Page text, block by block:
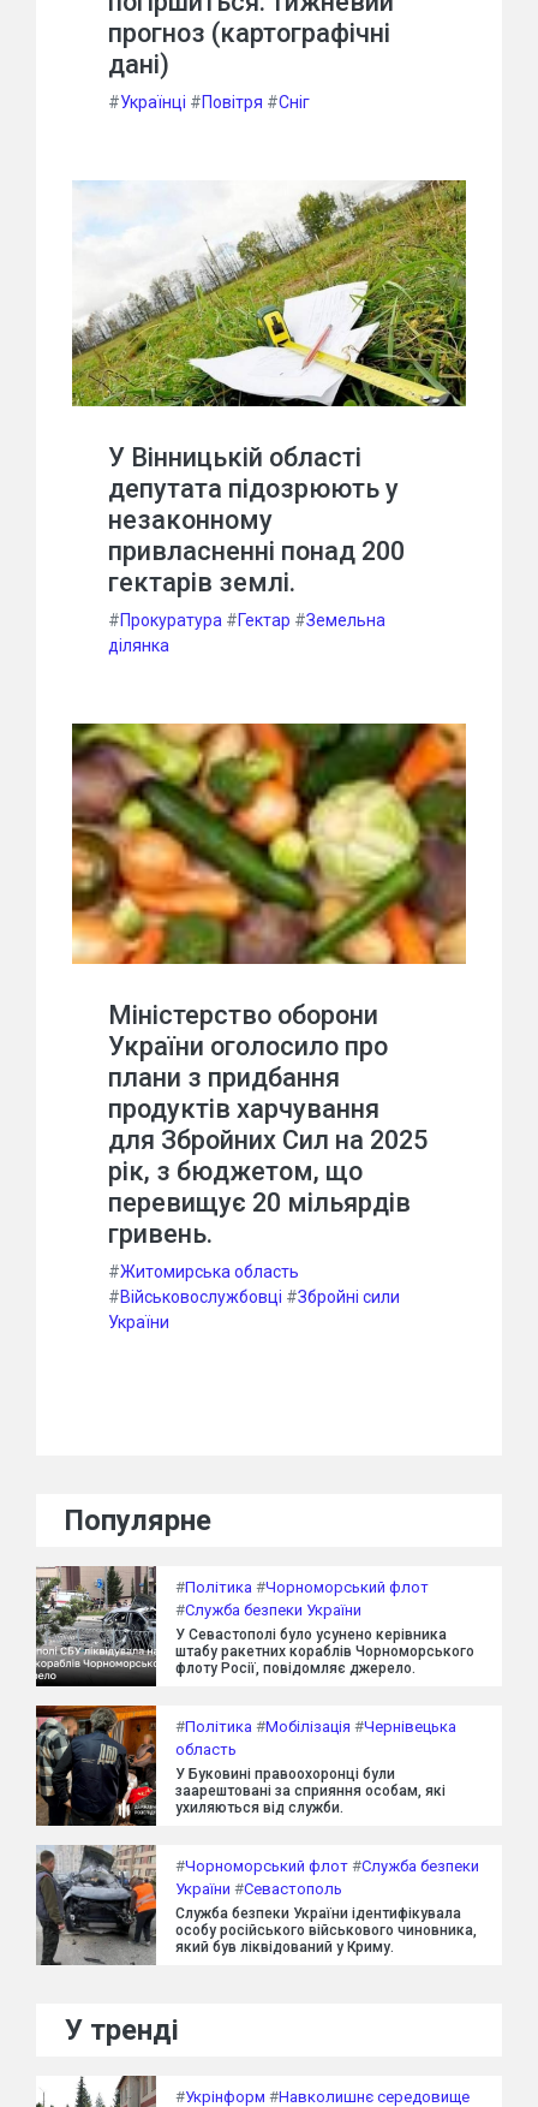
прогноз (картографічні
дані)
#Українці #Повітря #Сніг
У Вінницькій області
депутата підозрюють у
незаконному
привласненні понад 200
гектарів землі.
#Прокуратура #Гектар #Земельна
ділянка
Міністерство оборони
України оголосило про
плани з придбання
продуктів харчування
для Збройних Сил на 2025
рік, з бюджетом, що
перевищує 20 мільярдів
гривень.
#Житомирська область
#Військовослужбовці #Збройні сили
України
Популярне
#Політика #Чорноморський флот
#Служба безпеки України
У Севастополі було усунено керівника
штабу ракетних кораблів Чорноморського
флоту Росії, повідомляє джерело.
#Політика #Мобілізація #Чернівецька
область
У Буковині правоохоронці були
заарештовані за сприяння особам, які
ухиляються від служби.
#Чорноморський флот #Служба безпеки
України #Севастополь
Служба безпеки України ідентифікувала
особу російського військового чиновника,
який був ліквідований у Криму.
У тренді
#Укрінформ #Навколишнє середовище